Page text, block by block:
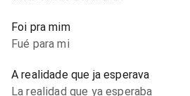
Foi pra mim
Fué para mi
A realidade que ja esperava
La realidad que ya esperaba